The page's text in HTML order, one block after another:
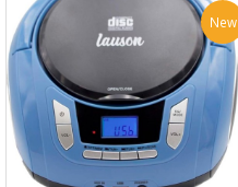
New